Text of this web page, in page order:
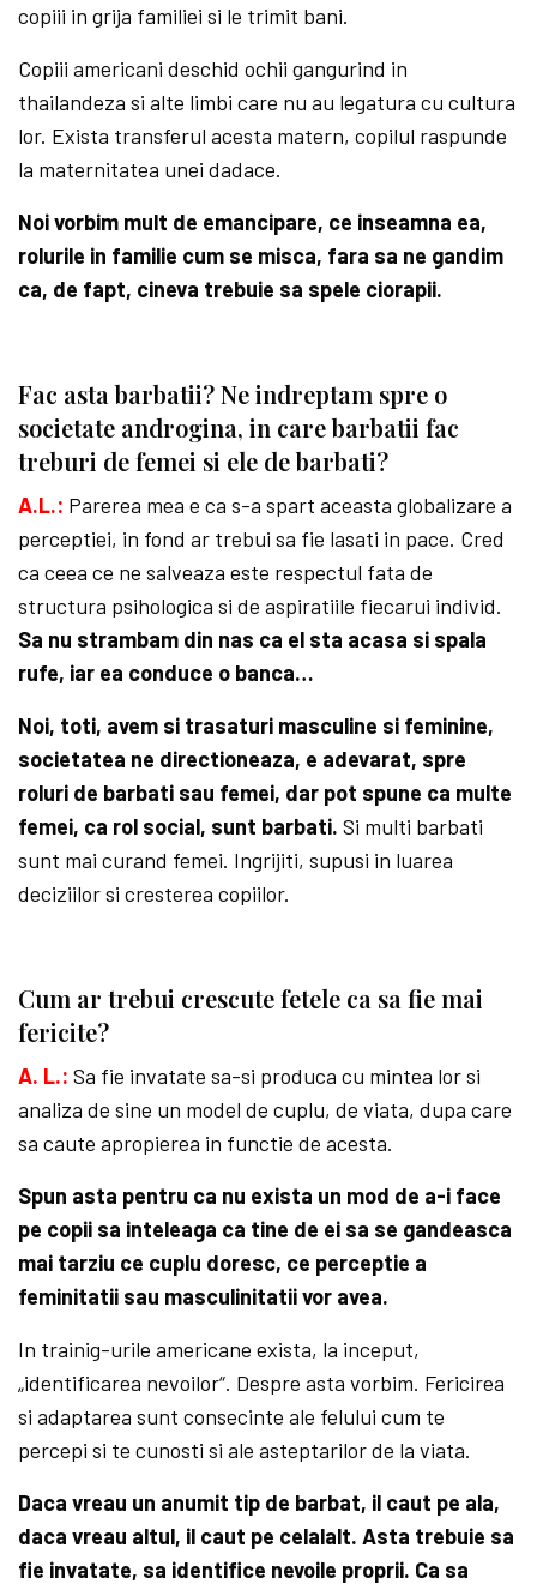
copiii in grija familiei si le trimit bani.
Copiii americani deschid ochii gangurind in
thailandeza si alte limbi care nu au legatura cu cultura
lor. Exista transferul acesta matern, copilul raspunde
la maternitatea unei dadace.
Noi vorbim mult de emancipare, ce inseamna ea,
rolurile in familie cum se misca, fara sa ne gandim
ca, de fapt, cineva trebuie sa spele ciorapii.
Fac asta barbatii? Ne indreptam spre o
societate androgina, in care barbatii fac
treburi de femei si ele de barbati?
A.L.: Parerea mea e ca s-a spart aceasta globalizare a
perceptiei, in fond ar trebui sa fie lasati in pace. Cred
ca ceea ce ne salveaza este respectul fata de
structura psihologica si de aspiratiile fiecarui individ.
Sa nu strambam din nas ca el sta acasa si spala
rufe, iar ea conduce o banca…
Noi, toti, avem si trasaturi masculine si feminine,
societatea ne directioneaza, e adevarat, spre
roluri de barbati sau femei, dar pot spune ca multe
femei, ca rol social, sunt barbati. Si multi barbati
sunt mai curand femei. Ingrijiti, supusi in luarea
deciziilor si cresterea copiilor.
Cum ar trebui crescute fetele ca sa fie mai
fericite?
A. L.: Sa fie invatate sa-si produca cu mintea lor si
analiza de sine un model de cuplu, de viata, dupa care
sa caute apropierea in functie de acesta.
Spun asta pentru ca nu exista un mod de a-i face
pe copii sa inteleaga ca tine de ei sa se gandeasca
mai tarziu ce cuplu doresc, ce perceptie a
feminitatii sau masculinitatii vor avea.
In trainig-urile americane exista, la inceput,
„identificarea nevoilor“. Despre asta vorbim. Fericirea
si adaptarea sunt consecinte ale felului cum te
percepi si te cunosti si ale asteptarilor de la viata.
Daca vreau un anumit tip de barbat, il caut pe ala,
daca vreau altul, il caut pe celalalt. Asta trebuie sa
fie invatate, sa identifice nevoile proprii. Ca sa